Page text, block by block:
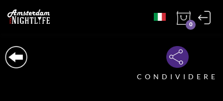
0
CONDIVIDERE